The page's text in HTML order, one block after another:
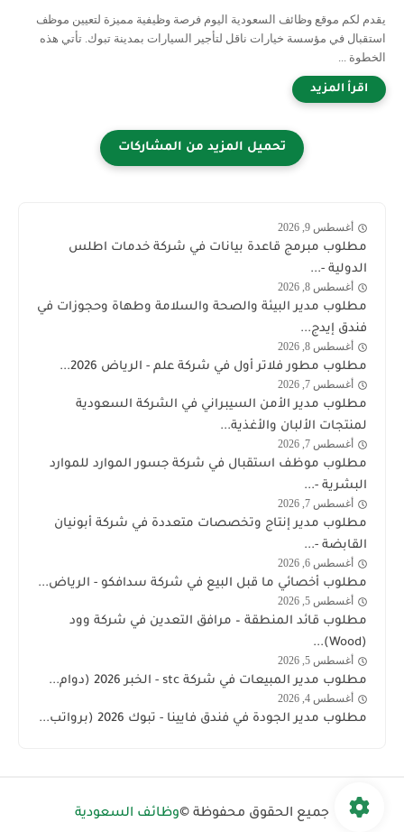
يقدم لكم موقع وظائف السعودية اليوم فرصة وظيفية مميزة لتعيين موظف
استقبال في مؤسسة خيارات ناقل لتأجير السيارات بمدينة تبوك. تأتي هذه
الخطوة ...
السعودية
أغسطس 9, 2026
مطلوب مبرمج قاعدة بيانات في شركة خدمات اطلس
الدولية -...
وظائف
أغسطس 8, 2026
مطلوب مدير البيئة والصحة والسلامة وطهاة وحجوزات في
فندق إيدج...
شركة
أغسطس 8, 2026
مطلوب مطور فلاتر أول في شركة علم - الرياض 2026...
وظائف
أغسطس 7, 2026
مطلوب مدير الأمن السيبراني في الشركة السعودية
لمنتجات الألبان والأغذية...
السعودية
أغسطس 7, 2026
مطلوب موظف استقبال في شركة جسور الموارد للموارد
البشرية -...
وظائف
أغسطس 7, 2026
مطلوب مدير إنتاج وتخصصات متعددة في شركة أبونيان
القابضة -...
الشركة
السعودية
لمنتجات
الألبان
والأغذية
أغسطس 6, 2026
مطلوب أخصائي ما قبل البيع في شركة سدافكو - الرياض...
وظائف
أغسطس 5, 2026
مطلوب قائد المنطقة – مرافق التعدين في شركة وود
(Wood)...
stc
توظيف
أغسطس 5, 2026
مطلوب مدير المبيعات في شركة stc - الخبر 2026 (دوام...
وظائف
أغسطس 4, 2026
مطلوب مدير الجودة في فندق فايينا - تبوك 2026 (برواتب...
جميع الحقوق محفوظة ©وظائف السعودية